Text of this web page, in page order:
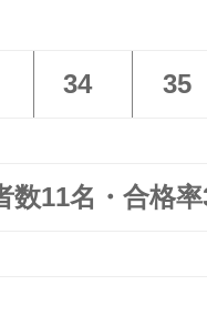
34 35
11名・合格率